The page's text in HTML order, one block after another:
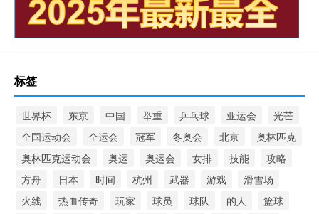
标签
世界杯 东京 中国 举重 乒乓球 亚运会
光芒
全国运动会
全运会 冠军 冬奥会 北京
奥林匹克
奥林匹克运动会
奥运 奥运会 女排 技能
攻略
方舟
日本 时间 杭州 武器 游戏
滑雪场
火线
热血传奇 玩家 球员 球队 的人
篮球